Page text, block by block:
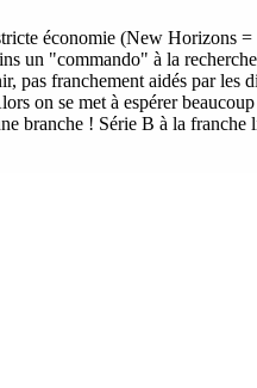
économie (New Horizons
un "commando" à la
pas franchement aidés par
on se met à espérer
branche ! Série B à la franche